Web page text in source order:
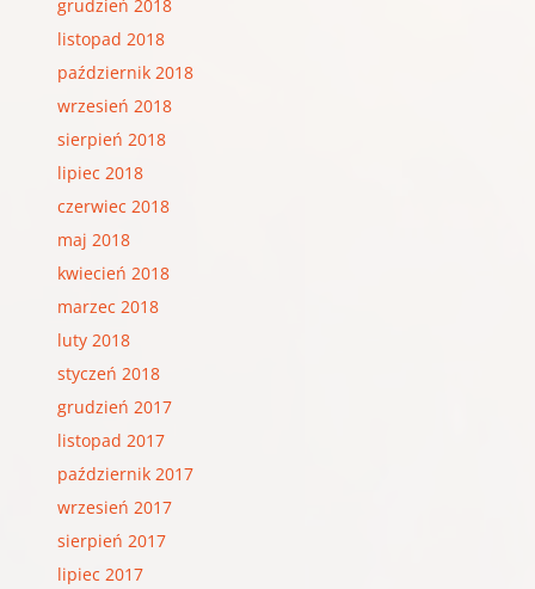
grudzień 2018
listopad 2018
październik 2018
wrzesień 2018
sierpień 2018
lipiec 2018
czerwiec 2018
maj 2018
kwiecień 2018
marzec 2018
luty 2018
styczeń 2018
grudzień 2017
listopad 2017
październik 2017
wrzesień 2017
sierpień 2017
lipiec 2017